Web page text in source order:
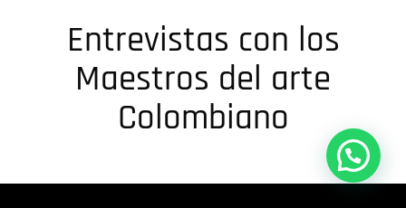
Entrevistas con los
Maestros del arte
Colombiano